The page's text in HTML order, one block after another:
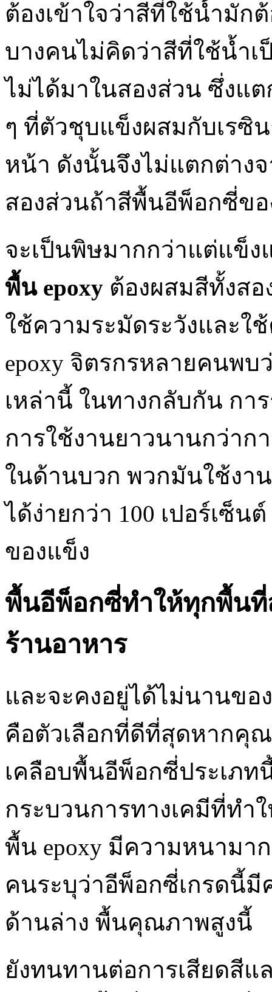
ต้องเข้าใจว่าสีที่ใช้น้ำมัก
บางคนไม่คิดว่าสีที่ใช้น้ำเ
ไม่ได้มาในสองส่วน ซึ่งแต
ๆ ที่ตัวชุบแข็งผสมกับเรซิ
หน้า ดังนั้นจึงไม่แตกต่าง
สองส่วนถ้าสีพื้นอีพ็อกซี่ข
จะเป็นพิษมากกว่าแต่แข็
พื้น epoxy ต้องผสมสีทั้งส
ใช้ความระมัดระวังและใ
epoxy จิตรกรหลายคนพบ
เหล่านี้ ในทางกลับกัน กา
การใช้งานยาวนานกว่าก
ในด้านบวก พวกมันใช้งา
ได้ง่ายกว่า 100 เปอร์เซ็น
ของแข็ง
พื้นอีพ็อกซี่ทำให้ทุกพื้นที่
ร้านอาหาร
และจะคงอยู่ได้ไม่นานขอ
คือตัวเลือกที่ดีที่สุดหากคุ
เคลือบพื้นอีพ็อกซี่ประเภ
กระบวนการทางเคมีที่ทำ
พื้น epoxy มีความหนามา
คนระบุว่าอีพ็อกซี่เกรดนี้
ด้านล่าง พื้นคุณภาพสูงนี้
ยังทนทานต่อการเสียดสี